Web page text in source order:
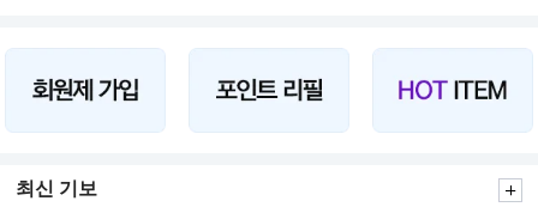
최신 기보